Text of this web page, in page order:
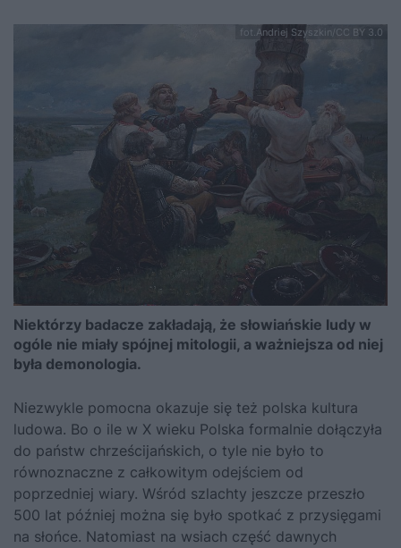
fot.Andriej Szyszkin/CC BY 3.0
Niektórzy badacze zakładają, że słowiańskie ludy w
ogóle nie miały spójnej mitologii, a ważniejsza od niej
była demonologia.
Niezwykle pomocna okazuje się też polska kultura
ludowa. Bo o ile w X wieku Polska formalnie dołączyła
do państw chrześcijańskich, o tyle nie było to
równoznaczne z całkowitym odejściem od
poprzedniej wiary. Wśród szlachty jeszcze przeszło
500 lat później można się było spotkać z przysięgami
na słońce. Natomiast na wsiach część dawnych